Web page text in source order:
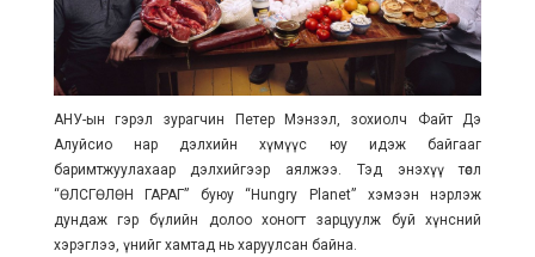
АНУ-ын гэрэл зурагчин Петер Мэнзэл, зохиолч Файт Дэ
Алуйсио нар дэлхийн хүмүүс юу идэж байгааг
баримтжуулахаар дэлхийгээр аялжээ. Тэд энэхүү төслөө
“ӨЛСГӨЛӨН ГАРАГ” буюу “Hungry Planet” хэмээн нэрлэж
дундаж гэр бүлийн долоо хоногт зарцуулж буй хүнсний
хэрэглээ, үнийг хамтад нь харуулсан байна.